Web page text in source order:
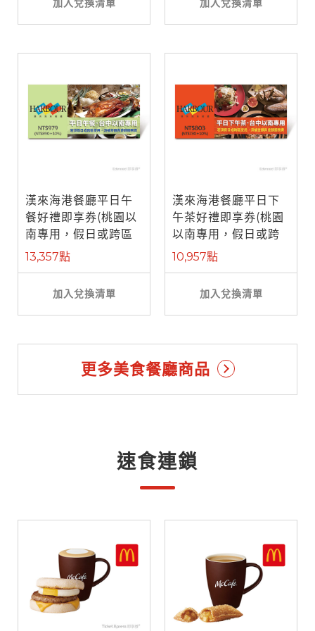
加入兌換清單 加入兌換清單
漢來海港餐廳平日午
餐好禮即享券(桃園以
南專用，假日或跨區
使用補需差 ...
13,357點
加入兌換清單
漢來海港餐廳平日下
午茶好禮即享券(桃園
以南專用，假日或跨
區使用補需 ...
10,957點
加入兌換清單
更多美食餐廳商品
速食連鎖